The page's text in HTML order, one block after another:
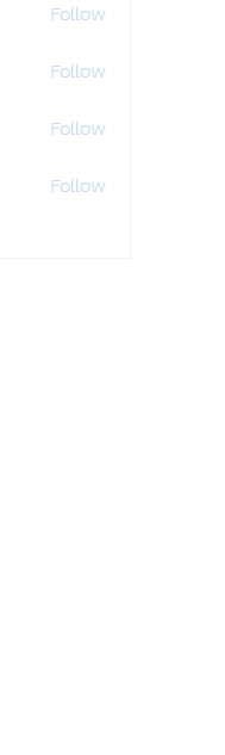
Follow
Follow
Follow
Follow